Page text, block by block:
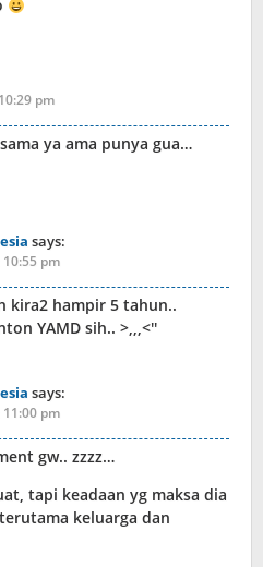
pm
ya ama punya gua…
says:
pm
kira2 hampir 5 tahun..
YAMD sih.. >,,,<''
says:
pm
gw.. zzzz…
tapi keadaan yg maksa dia
keluarga dan